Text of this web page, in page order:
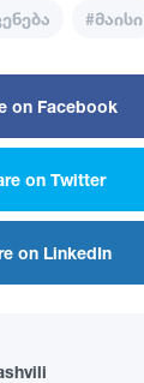
#მაისი
on Facebook
on Twitter
on LinkedIn